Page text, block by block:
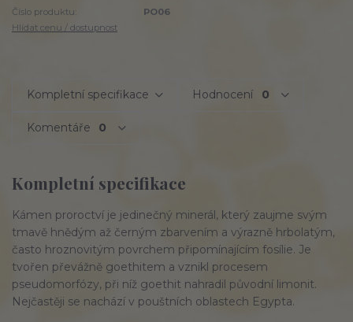
Číslo produktu:
PO06
Hlídat cenu / dostupnost
Kompletní specifikace Hodnocení 0
Komentáře 0
Kompletní specifikace
Kámen proroctví je jedinečný minerál, který zaujme svým
tmavě hnědým až černým zbarvením a výrazně hrbolatým,
často hroznovitým povrchem připomínajícím fosílie. Je
tvořen převážně goethitem a vznikl procesem
pseudomorfózy, při níž goethit nahradil původní limonit.
Nejčastěji se nachází v pouštních oblastech Egypta.